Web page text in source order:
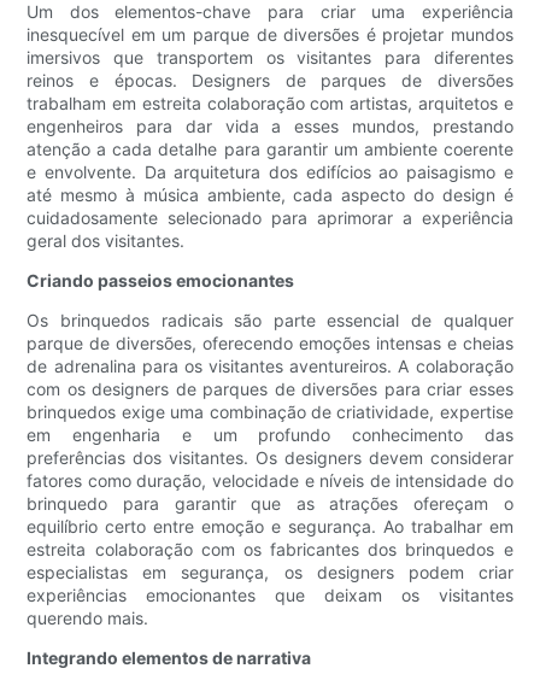
Um dos elementos-chave para criar uma experiência
inesquecível em um parque de diversões é projetar mundos
imersivos que transportem os visitantes para diferentes
reinos e épocas. Designers de parques de diversões
trabalham em estreita colaboração com artistas, arquitetos e
engenheiros para dar vida a esses mundos, prestando
atenção a cada detalhe para garantir um ambiente coerente
e envolvente. Da arquitetura dos edifícios ao paisagismo e
até mesmo à música ambiente, cada aspecto do design é
cuidadosamente selecionado para aprimorar a experiência
geral dos visitantes.
Criando passeios emocionantes
Os brinquedos radicais são parte essencial de qualquer
parque de diversões, oferecendo emoções intensas e cheias
de adrenalina para os visitantes aventureiros. A colaboração
com os designers de parques de diversões para criar esses
brinquedos exige uma combinação de criatividade, expertise
em engenharia e um profundo conhecimento das
preferências dos visitantes. Os designers devem considerar
fatores como duração, velocidade e níveis de intensidade do
brinquedo para garantir que as atrações ofereçam o
equilíbrio certo entre emoção e segurança. Ao trabalhar em
estreita colaboração com os fabricantes dos brinquedos e
especialistas em segurança, os designers podem criar
experiências emocionantes que deixam os visitantes
querendo mais.
Integrando elementos de narrativa